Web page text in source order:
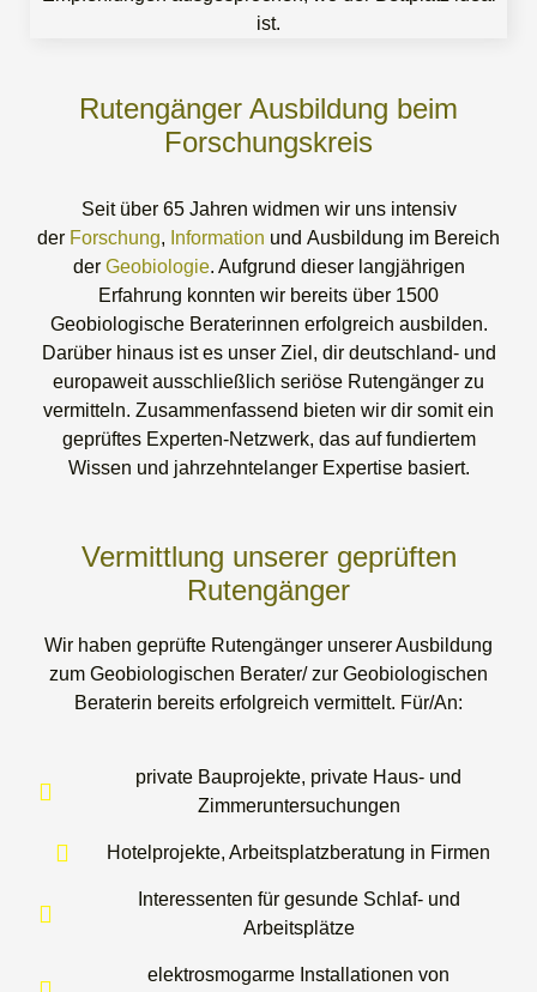
Rutengänger Ausbildung beim
Forschungskreis
Seit über 65 Jahren widmen wir uns intensiv
der Forschung, Information und Ausbildung im Bereich
der Geobiologie. Aufgrund dieser langjährigen
Erfahrung konnten wir bereits über 1500
Geobiologische Beraterinnen erfolgreich ausbilden.
Darüber hinaus ist es unser Ziel, dir deutschland- und
europaweit ausschließlich seriöse Rutengänger zu
vermitteln. Zusammenfassend bieten wir dir somit ein
geprüftes Experten-Netzwerk, das auf fundiertem
Wissen und jahrzehntelanger Expertise basiert.
Vermittlung unserer geprüften
Rutengänger
Wir haben geprüfte Rutengänger unserer Ausbildung
zum Geobiologischen Berater/ zur Geobiologischen
Beraterin bereits erfolgreich vermittelt. Für/An:
private Bauprojekte, private Haus- und
Zimmeruntersuchungen
Hotelprojekte, Arbeitsplatzberatung in Firmen
Interessenten für gesunde Schlaf- und
Arbeitsplätze
elektrosmogarme Installationen von